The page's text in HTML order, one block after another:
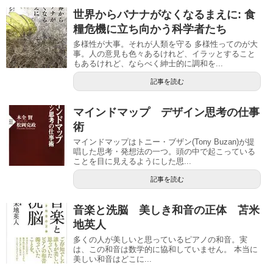
世界からバナナがなくなるまえに: 食
糧危機に立ち向かう科学者たち
多様性が大事。それが人類を守る 多様性ってのが大
事。人の意見も色々あるけれど、イラッとすること
もあるけれど、ならべく紳士的に調和を...
記事を読む
マインドマップ デザイン思考の仕事
術
マインドマップはトニー・ブザン(Tony Buzan)が提
唱した思考・発想法の一つ。頭の中で起こっている
ことを目に見えるようにした思...
記事を読む
音楽と洗脳 美しき和音の正体 苫米
地英人
多くの人が美しいと思っているピアノの和音。実
は、この和音は数学的に協和していません。 本当に
美しい和音はどこに...